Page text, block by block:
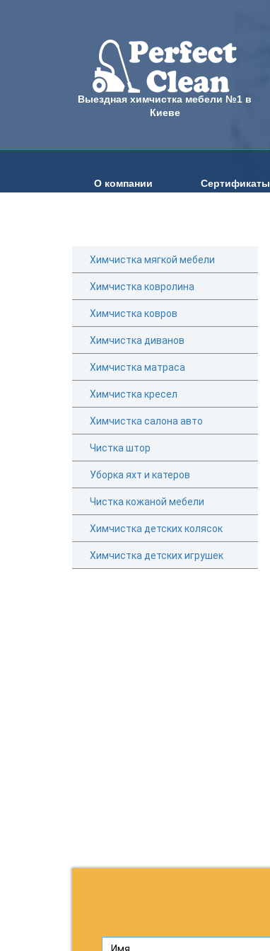
Выездная химчистка мебели №1 в
Киеве
О компании Сертификаты
Химчистка мягкой мебели
Химчистка ковролина
Химчистка ковров
Химчистка диванов
Химчистка матраса
Химчистка кресел
Химчистка салона авто
Чистка штор
Уборка яхт и катеров
Чистка кожаной мебели
Химчистка детских колясок
Химчистка детских игрушек